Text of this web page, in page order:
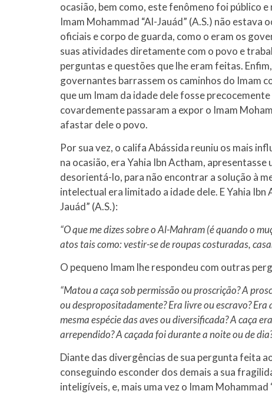
ocasião, bem como, este fenômeno foi público
Imam Mohammad “Al-Jauád” (A.S.) não
oficiais e corpo de guarda, como o eram os
suas atividades diretamente com o povo e
perguntas e questões que lhe eram feitas.
governantes barrassem os caminhos do Imam
que um Imam da idade dele fosse
covardemente passaram a expor o Imam
afastar dele o povo.
Por sua vez, o califa Abássida reuniu os mais
na ocasião, era Yahia Ibn Actham,
desorientá-lo, para não encontrar a solução à
intelectual era limitado a idade dele. E Yahia
Jauád” (A.S.):
“O que me dizes sobre o Al-Mahram (é quando o
atos tais como: vestir-se de roupas costuradas,
O pequeno Imam lhe respondeu com outras
“Matou a caça sob permissão ou proscrição? A
ou despropositadamente? Era livre ou escravo?
mesma espécie das aves ou diversificada? A caça
arrependido? A caçada foi durante a noite ou de
Diante das divergências de sua pergunta feita
conseguindo esconder dos demais a sua
inteligíveis, e, mais uma vez o Imam